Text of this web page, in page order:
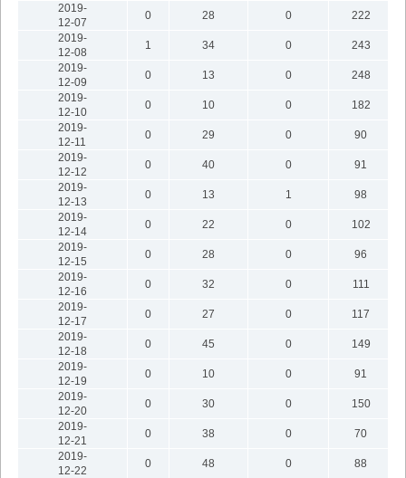
2019-
12-07
0 28 0
222
2019-
12-08
1 34 0
243
2019-
12-09
0 13 0
248
2019-
12-10
0 10 0
182
2019-
12-11
0 29 0
90
2019-
12-12
0 40 0
91
2019-
12-13
0 13 1
98
2019-
12-14
0 22 0
102
2019-
12-15
0 28 0
96
2019-
12-16
0 32 0
111
2019-
12-17
0 27 0
117
2019-
12-18
0 45 0
149
2019-
12-19
0 10 0
91
2019-
12-20
0 30 0
150
2019-
12-21
0 38 0
70
2019-
12-22
0 48 0
88